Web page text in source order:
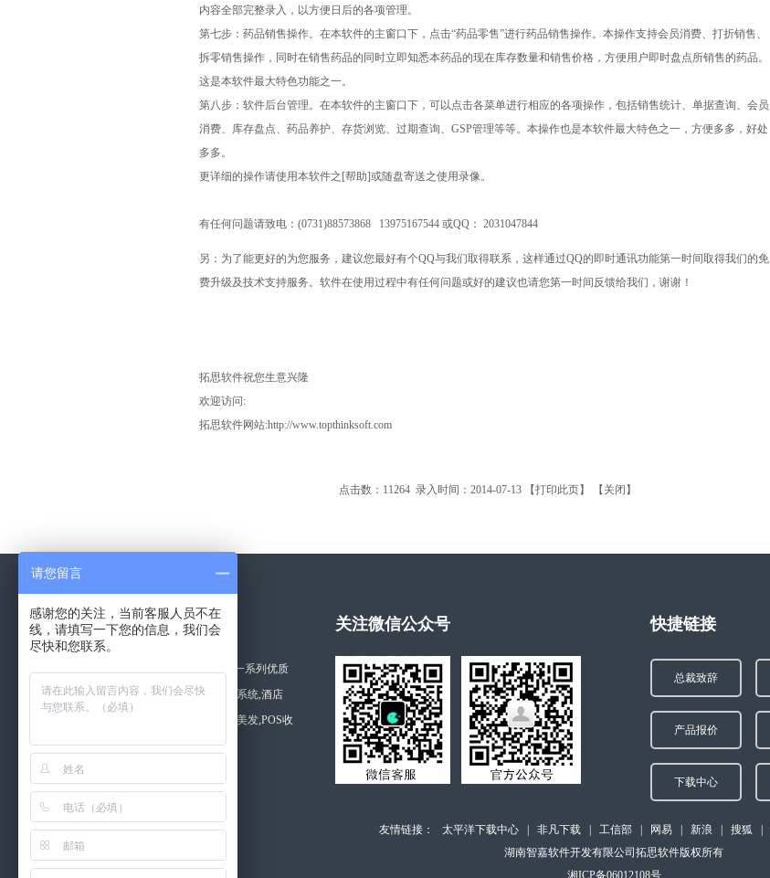
内容全部完整录入，以方便日后的各项管理。
第七步：药品销售操作。在本软件的主窗口下，点击“药品零售”进行药品销售操作。本操作支持会员消费、打折销售、
拆零销售操作，同时在销售药品的同时立即知悉本药品的现在库存数量和销售价格，方便用户即时盘点所销售的药品。
这是本软件最大特色功能之一。
第八步：软件后台管理。在本软件的主窗口下，可以点击各菜单进行相应的各项操作，包括销售统计、单据查询、会员
消费、库存盘点、药品养护、存货浏览、过期查询、GSP管理等等。本操作也是本软件最大特色之一，方便多多，好处
多多。
更详细的操作请使用本软件之[帮助]或随盘寄送之使用录像。
有任何问题请致电： (0731)88573868 13975167544 或QQ： 2031047844
另：为了能更好的为您服务，建议您最好有个QQ与我们取得联系，这样通过QQ的即时通讯功能第一时间取得我们的免
费升级及技术支持服务。软件在使用过程中有任何问题或好的建议也请您第一时间反馈给我们，谢谢！
拓思软件祝您生意兴隆
欢迎访问:
拓思软件网站:http://www.topthinksoft.com
点击数：11264 录入时间：2014-07-13 【打印此页】 【 关闭 】
关于拓思软件
湖南长沙拓思软件公司开发一系列优质
的软件产品,如利康药店管理系统,酒店
管,美容,商品,桑拿,医院,美容美发,POS收
银软件等。
查看更多 >>
关注微信公众号 快捷链接
总裁致辞
产品报价
下载中心
友情链接： 太平洋下载中心 非凡下载 工信部 网易 新浪 搜狐
湖南智嘉软件开发有限公司拓思软件版权所有
湘ICP备06012108号
请您留言
感谢您的关注，当前客服人员不在
线，请填写一下您的信息，我们会
尽快和您联系。